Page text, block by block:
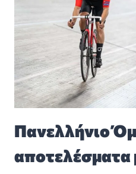
Πανελλήνιο
αποτελέσματα